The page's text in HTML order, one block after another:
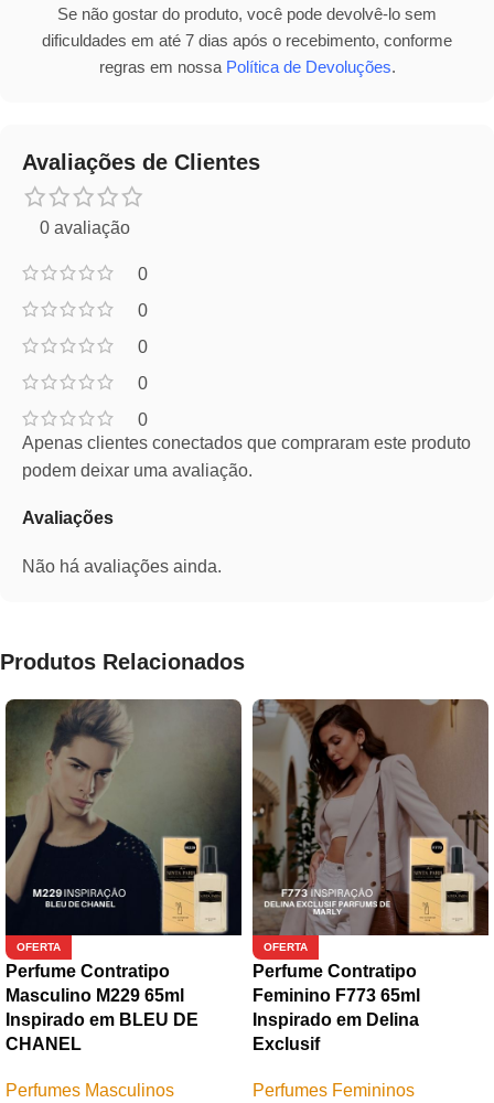
Se não gostar do produto, você pode devolvê-lo sem
dificuldades em até 7 dias após o recebimento, conforme
regras em nossa Política de Devoluções.
Avaliações de Clientes
0 avaliação
0
0
0
0
0
Avaliações
Não há avaliações ainda.
Apenas clientes conectados que compraram este produto
podem deixar uma avaliação.
Produtos Relacionados
OFERTA
Perfume Contratipo
Masculino M229 65ml
Inspirado em BLEU DE
CHANEL
Perfumes Masculinos
OFERTA
Perfume Contratipo
Feminino F773 65ml
Inspirado em Delina
Exclusif
Perfumes Femininos